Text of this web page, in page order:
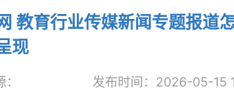
教育行业传媒新闻专题报道
现
发布时间：2026-05-15